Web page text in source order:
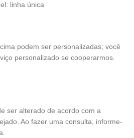
linha única
podem ser personalizadas; você
personalizado se cooperarmos.
ser alterado de acordo com a
Ao fazer uma consulta, informe-